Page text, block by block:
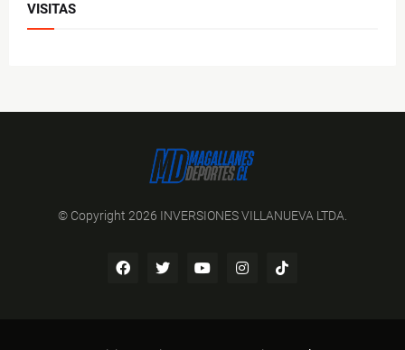
VISITAS
© Copyright 2026 INVERSIONES VILLANUEVA LTDA.